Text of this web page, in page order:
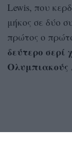
Lewis, που
μήκος σε δύο
πρώτος ο
δεύτερο σερί
Ολυμπιακούς